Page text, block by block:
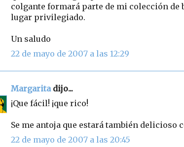
colgante formará parte de mi colección de
lugar privilegiado.
Un saludo
22 de mayo de 2007 a las 12:29
Margaritadijo...
¡Que fácil! ¡que rico!
Se me antoja que estará también delicioso
22 de mayo de 2007 a las 20:45